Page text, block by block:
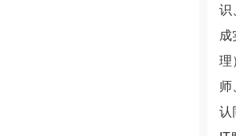
识
成
理
师
认